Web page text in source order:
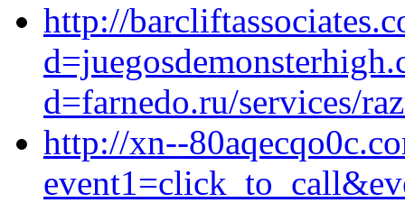
http://
d=farnedo.ru/services/
http://xn--